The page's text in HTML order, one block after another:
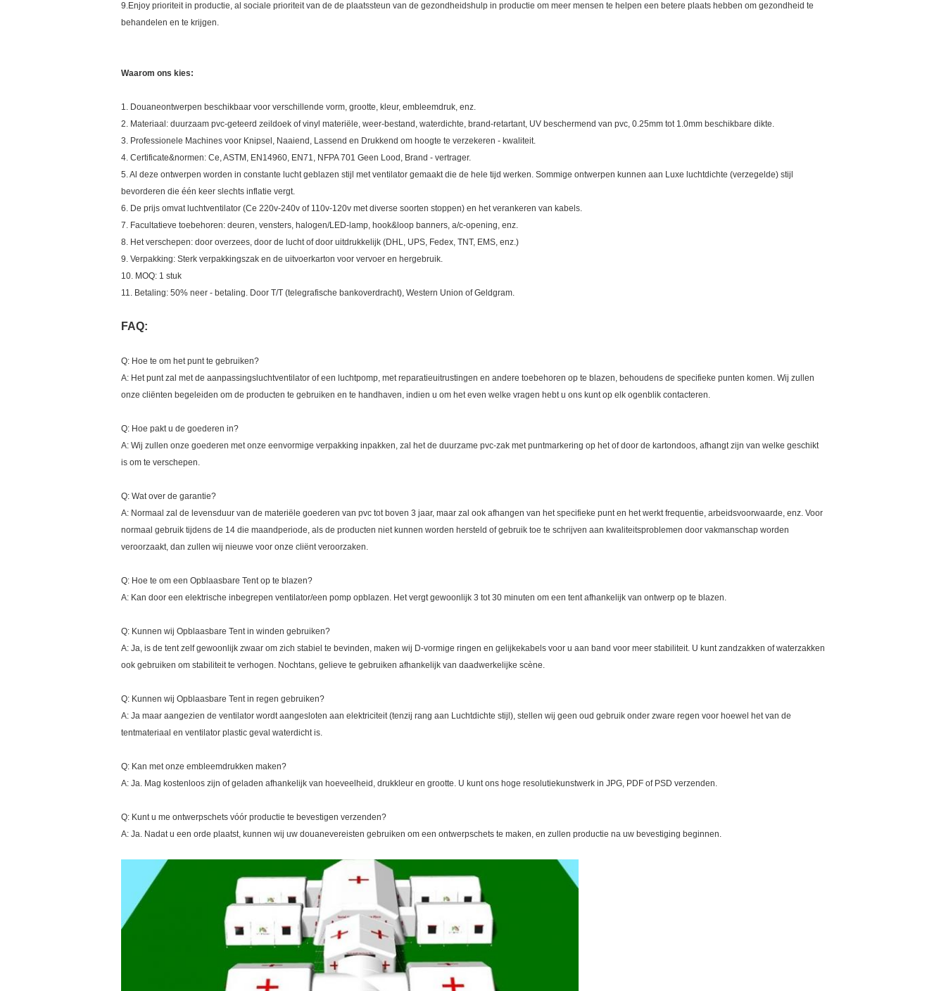
9.Enjoy prioriteit in productie, al sociale prioriteit van de de plaatssteun van de gezondheidshulp in productie om meer mensen te helpen een betere plaats hebben om gezondheid te
behandelen en te krijgen.
Waarom ons kies:
1. Douaneontwerpen beschikbaar voor verschillende vorm, grootte, kleur, embleemdruk, enz.
2. Materiaal: duurzaam pvc-geteerd zeildoek of vinyl materiële, weer-bestand, waterdichte, brand-retartant, UV beschermend van pvc, 0.25mm tot 1.0mm beschikbare dikte.
3. Professionele Machines voor Knipsel, Naaiend, Lassend en Drukkend om hoogte te verzekeren - kwaliteit.
4. Certificate&normen: Ce, ASTM, EN14960, EN71, NFPA 701 Geen Lood, Brand - vertrager.
5. Al deze ontwerpen worden in constante lucht geblazen stijl met ventilator gemaakt die de hele tijd werken. Sommige ontwerpen kunnen aan Luxe luchtdichte (verzegelde) stijl
bevorderen die één keer slechts inflatie vergt.
6. De prijs omvat luchtventilator (Ce 220v-240v of 110v-120v met diverse soorten stoppen) en het verankeren van kabels.
7. Facultatieve toebehoren: deuren, vensters, halogen/LED-lamp, hook&loop banners, a/c-opening, enz.
8. Het verschepen: door overzees, door de lucht of door uitdrukkelijk (DHL, UPS, Fedex, TNT, EMS, enz.)
9. Verpakking: Sterk verpakkingszak en de uitvoerkarton voor vervoer en hergebruik.
10. MOQ: 1 stuk
11. Betaling: 50% neer - betaling. Door T/T (telegrafische bankoverdracht), Western Union of Geldgram.
FAQ:
Q: Hoe te om het punt te gebruiken?
A: Het punt zal met de aanpassingsluchtventilator of een luchtpomp, met reparatieuitrustingen en andere toebehoren op te blazen, behoudens de specifieke punten komen. Wij zullen
onze cliënten begeleiden om de producten te gebruiken en te handhaven, indien u om het even welke vragen hebt u ons kunt op elk ogenblik contacteren.
Q: Hoe pakt u de goederen in?
A: Wij zullen onze goederen met onze eenvormige verpakking inpakken, zal het de duurzame pvc-zak met puntmarkering op het of door de kartondoos, afhangt zijn van welke geschikt
is om te verschepen.
Q: Wat over de garantie?
A: Normaal zal de levensduur van de materiële goederen van pvc tot boven 3 jaar, maar zal ook afhangen van het specifieke punt en het werkt frequentie, arbeidsvoorwaarde, enz. Voor
normaal gebruik tijdens de 14 die maandperiode, als de producten niet kunnen worden hersteld of gebruik toe te schrijven aan kwaliteitsproblemen door vakmanschap worden
veroorzaakt, dan zullen wij nieuwe voor onze cliënt veroorzaken.
Q: Hoe te om een Opblaasbare Tent op te blazen?
A: Kan door een elektrische inbegrepen ventilator/een pomp opblazen. Het vergt gewoonlijk 3 tot 30 minuten om een tent afhankelijk van ontwerp op te blazen.
Q: Kunnen wij Opblaasbare Tent in winden gebruiken?
A: Ja, is de tent zelf gewoonlijk zwaar om zich stabiel te bevinden, maken wij D-vormige ringen en gelijkekabels voor u aan band voor meer stabiliteit. U kunt zandzakken of waterzakken
ook gebruiken om stabiliteit te verhogen. Nochtans, gelieve te gebruiken afhankelijk van daadwerkelijke scène.
Q: Kunnen wij Opblaasbare Tent in regen gebruiken?
A: Ja maar aangezien de ventilator wordt aangesloten aan elektriciteit (tenzij rang aan Luchtdichte stijl), stellen wij geen oud gebruik onder zware regen voor hoewel het van de
tentmateriaal en ventilator plastic geval waterdicht is.
Q: Kan met onze embleemdrukken maken?
A: Ja. Mag kostenloos zijn of geladen afhankelijk van hoeveelheid, drukkleur en grootte. U kunt ons hoge resolutiekunstwerk in JPG, PDF of PSD verzenden.
Q: Kunt u me ontwerpschets vóór productie te bevestigen verzenden?
A: Ja. Nadat u een orde plaatst, kunnen wij uw douanevereisten gebruiken om een ontwerpschets te maken, en zullen productie na uw bevestiging beginnen.